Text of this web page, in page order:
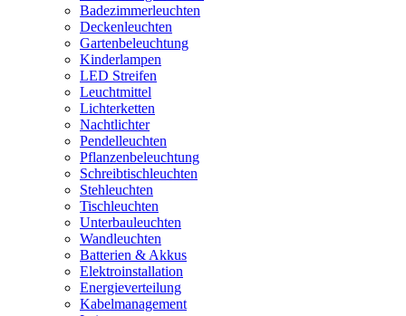
Badezimmerleuchten
Deckenleuchten
Gartenbeleuchtung
Kinderlampen
LED Streifen
Leuchtmittel
Lichterketten
Nachtlichter
Pendelleuchten
Pflanzenbeleuchtung
Schreibtischleuchten
Stehleuchten
Tischleuchten
Unterbauleuchten
Wandleuchten
Batterien & Akkus
Elektroinstallation
Energieverteilung
Kabelmanagement